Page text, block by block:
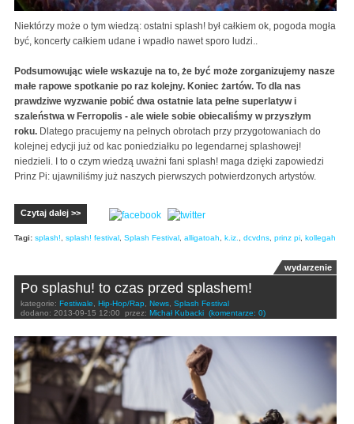
Niektórzy może o tym wiedzą: ostatni splash! był całkiem ok, pogoda mogła
być, koncerty całkiem udane i wpadło nawet sporo ludzi..
Podsumowując wiele wskazuje na to, że być może zorganizujemy nasze
małe rapowe spotkanie po raz kolejny. Koniec żartów. To dla nas
prawdziwe wyzwanie pobić dwa ostatnie lata pełne superlatyw i
szaleństwa w Ferropolis - ale wiele sobie obiecaliśmy w przyszłym
roku. Dlatego pracujemy na pełnych obrotach przy przygotowaniach do
kolejnej edycji już od kac poniedziałku po legendarnej splashowej!
niedzieli. I to o czym wiedzą uważni fani splash! maga dzięki zapowiedzi
Prinz Pi: ujawniliśmy już naszych pierwszych potwierdzonych artystów.
Czytaj dalej >>
Tagi: splash!, splash! festival , Splash Festival , alligatoah, k.iz., dcvdns, prinz pi, kollegah
wydarzenie
Po splashu! to czas przed splashem!
kategorie: Festiwale, Hip-Hop/Rap, News, Splash Festival
dodano: 2013-09-15 12:00 przez: Michał Kubacki (komentarze: 0)